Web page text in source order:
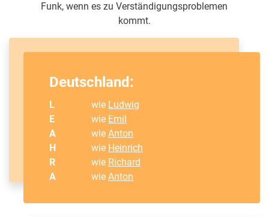
Funk, wenn es zu Verständigungsproblemen
kommt.
Deutschland:
L wie Ludwig
E
wie Emil
A
wieAnton
H
wie Heinrich
R
wie Richard
A
wieAnton